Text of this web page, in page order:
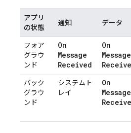
アプリ
の状態
通知 データ
フォア
グラウ
ンド
On
Message
Received
On
Message
バック
グラウ
ンド
システムト
レイ
On
Message